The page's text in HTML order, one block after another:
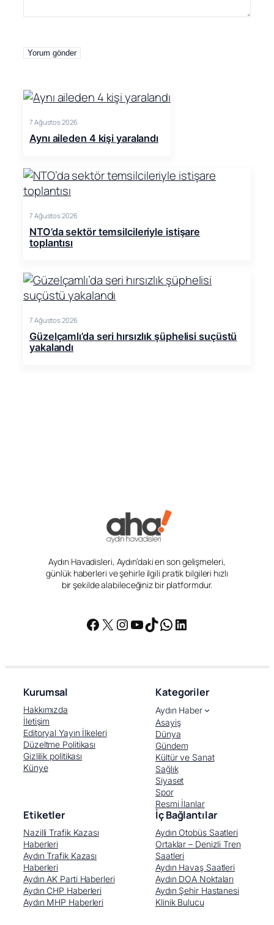
Facebook X (Twitter)
7 Ağustos 2026
Aynı aileden 4 kişi yaralandı
7 Ağustos 2026
NTO’da sektör temsilcileriyle istişare
toplantısı
7 Ağustos 2026
Güzelçamlı’da seri hırsızlık şüphelisi suçüstü
yakalandı
Aydın Havadisleri, Aydın’daki en son gelişmeleri,
günlük haberleri ve şehirle ilgili pratik bilgileri hızlı
bir şekilde alabileceğiniz bir platformdur.
Facebook
X Instagram
YouTube
TikTok
WhatsApp
LinkedIn
Kurumsal
Hakkımızda
İletişim
Editoryal Yayın İlkeleri
Düzeltme Politikası
Gizlilik politikası
Künye
Kategoriler
Aydın Haber
Asayiş
Dünya
Gündem
Kültür ve Sanat
Sağlık
Siyaset
Spor
Resmi İlanlar
Etiketler
Nazilli Trafik Kazası
Haberleri
Aydın Trafik Kazası
Haberleri
Aydın AK Parti Haberleri
Aydın CHP Haberleri
Aydın MHP Haberleri
İç Bağlantılar
Aydın Otobüs Saatleri
Ortaklar – Denizli Tren
Saatleri
Aydın Havaş Saatleri
Aydın DOA Noktaları
Aydın Şehir Hastanesi
Klinik Bulucu